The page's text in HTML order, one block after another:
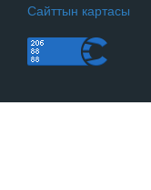
Сайттын картасы